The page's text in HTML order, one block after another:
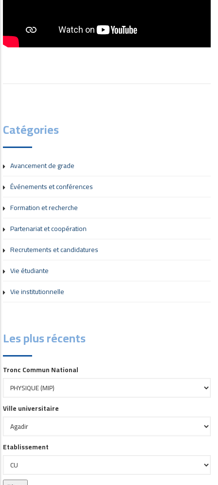
Catégories
Avancement de grade
Événements et conférences
Formation et recherche
Partenariat et coopération
Recrutements et candidatures
Vie étudiante
Vie institutionnelle
Les plus récents
Tronc Commun National
Ville universitaire
Etablissement